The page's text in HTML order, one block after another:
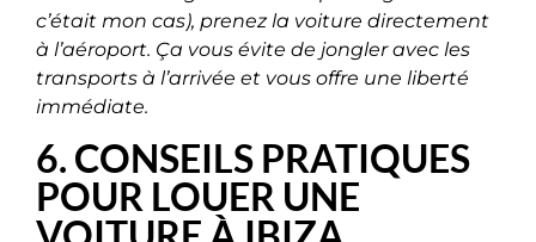
c’était mon cas), prenez la voiture directement
à l’aéroport. Ça vous évite de jongler avec les
transports à l’arrivée et vous offre une liberté
immédiate.
6. CONSEILS PRATIQUES
POUR LOUER UNE